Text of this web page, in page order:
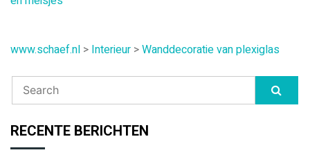
www.schaef.nl > Interieur >Wanddecoratie van plexiglas
RECENTE BERICHTEN